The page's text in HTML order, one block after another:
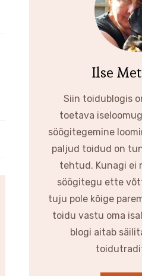
Ilse
Siin toidublogis
toetava
söögitegemine
paljud toidud on
tehtud. Kunagi ei
söögitegu ette
tuju pole kõige
toidu vastu oma
blogi aitab